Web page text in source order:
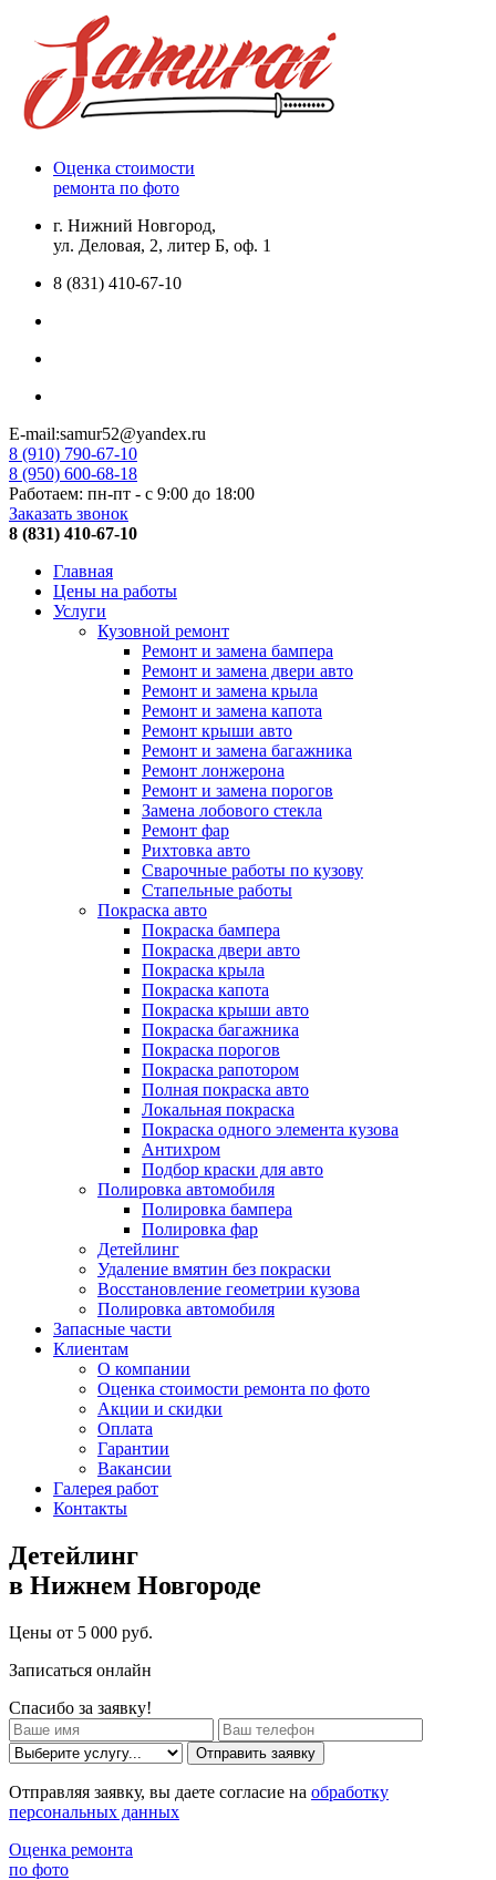
Оценка стоимости
ремонта по фото
г. Нижний Новгород,
ул. Деловая, 2, литер Б, оф. 1
8 (831) 410-67-10
E-mail:samur52@yandex.ru
8 (910) 790-67-10
8 (950) 600-68-18
Работаем: пн-пт - с 9:00 до 18:00
Заказать звонок
8 (831) 410-67-10
Главная
Цены на работы
Услуги
Кузовной ремонт
Ремонт и замена бампера
Ремонт и замена двери авто
Ремонт и замена крыла
Ремонт и замена капота
Ремонт крыши авто
Ремонт и замена багажника
Ремонт лонжерона
Ремонт и замена порогов
Замена лобового стекла
Ремонт фар
Рихтовка авто
Сварочные работы по кузову
Стапельные работы
Покраска авто
Покраска бампера
Покраска двери авто
Покраска крыла
Покраска капота
Покраска крыши авто
Покраска багажника
Покраска порогов
Покраска рапотором
Полная покраска авто
Локальная покраска
Покраска одного элемента кузова
Антихром
Подбор краски для авто
Полировка автомобиля
Полировка бампера
Полировка фар
Детейлинг
Удаление вмятин без покраски
Восстановление геометрии кузова
Полировка автомобиля
Запасные части
Клиентам
О компании
Оценка стоимости ремонта по фото
Акции и скидки
Оплата
Гарантии
Вакансии
Галерея работ
Контакты
Детейлинг
в Нижнем Новгороде
Цены от 5 000 руб.
Записаться онлайн
Спасибо за заявку!
Отправить заявку
Отправляя заявку, вы даете согласие на обработку
персональных данных
Оценка ремонта
по фото